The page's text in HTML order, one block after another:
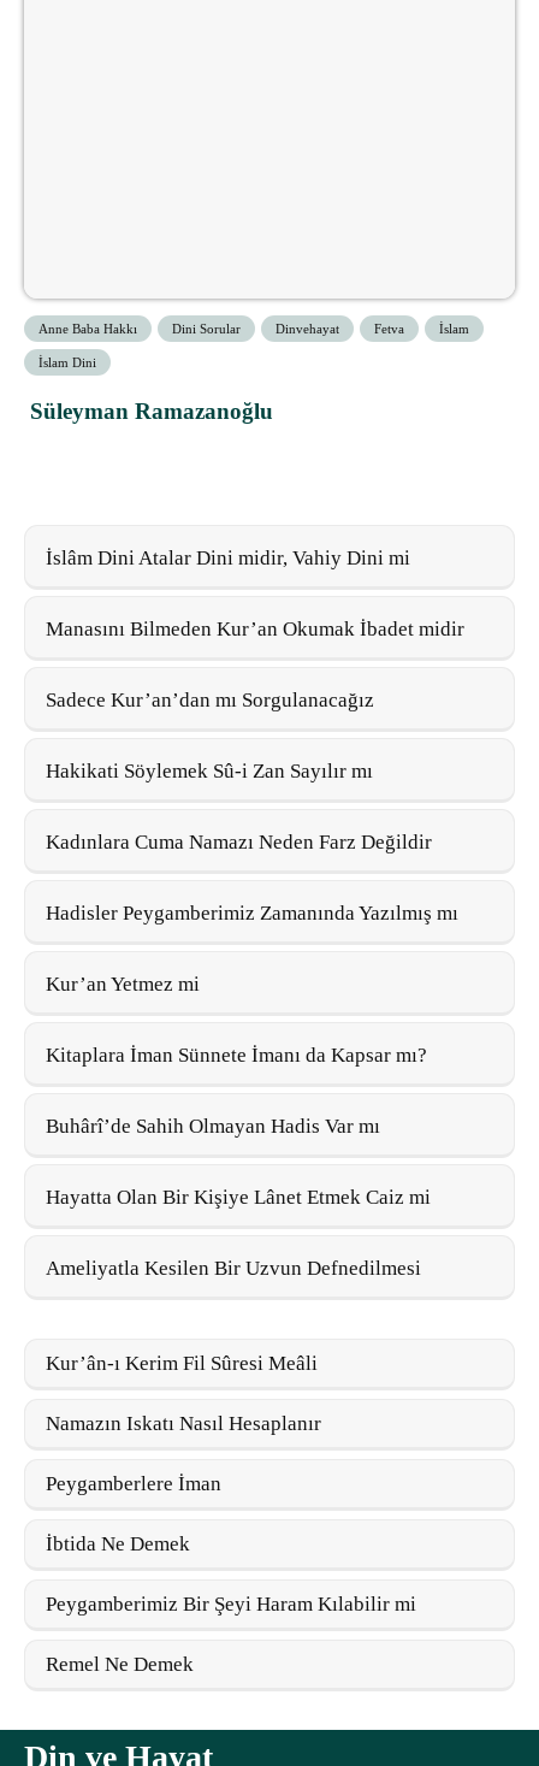
Anne Baba Hakkı Dini Sorular Dinvehayat Fetva İslam
İslam Dini
Süleyman Ramazanoğlu
İslâm Dini Atalar Dini midir, Vahiy Dini mi
Manasını Bilmeden Kur’an Okumak İbadet midir
Sadece Kur’an’dan mı Sorgulanacağız
Hakikati Söylemek Sû-i Zan Sayılır mı
Kadınlara Cuma Namazı Neden Farz Değildir
Hadisler Peygamberimiz Zamanında Yazılmış mı
Kur’an Yetmez mi
Kitaplara İman Sünnete İmanı da Kapsar mı?
Buhârî’de Sahih Olmayan Hadis Var mı
Hayatta Olan Bir Kişiye Lânet Etmek Caiz mi
Ameliyatla Kesilen Bir Uzvun Defnedilmesi
Kur’ân-ı Kerim Fil Sûresi Meâli
Namazın Iskatı Nasıl Hesaplanır
Peygamberlere İman
İbtida Ne Demek
Peygamberimiz Bir Şeyi Haram Kılabilir mi
Remel Ne Demek
Din ve Hayat